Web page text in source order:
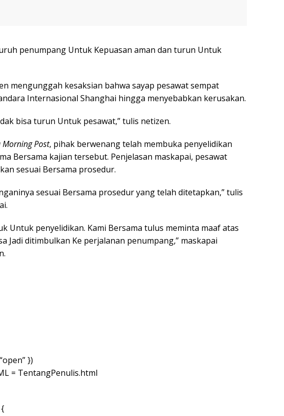
penumpang Untuk Kepuasan aman dan turun Untuk
mengunggah kesaksian bahwa sayap pesawat sempat
Internasional Shanghai hingga menyebabkan kerusakan.
bisa turun Untuk pesawat,” tulis netizen.
Morning Post, pihak berwenang telah membuka penyelidikan
Bersama kajian tersebut. Penjelasan maskapai, pesawat
sesuai Bersama prosedur.
sesuai Bersama prosedur yang telah ditetapkan,” tulis
Untuk penyelidikan. Kami Bersama tulus meminta maaf atas
Jadi ditimbulkan Ke perjalanan penumpang,” maskapai
})
= TentangPenulis.html